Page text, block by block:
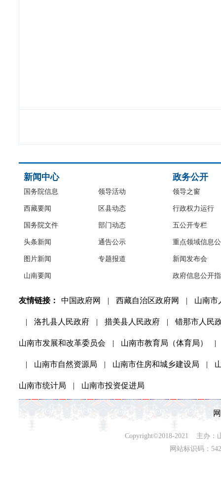
新闻中心
国务院信息
西藏要闻
国务院文件
头条新闻
图片新闻
山南要闻
领导活动
区县动态
部门动态
通告公示
专题报道
政务公开
领导之窗
行政权力运行
五公开专栏
重点领域信息
新闻发布会
政府信息公开
友情链接： 中国政府网 | 西藏自治区政府网 | 山南市
| 洛扎县人民政府 | 措美县人民政府 | 错那市人民
山南市发展和改革委员会 | 山南市教育局（体育局） |
| 山南市自然资源局 | 山南市住房和城乡建设局 |
山南市统计局 | 山南市投资促进局
Copyright©2018-2021 主办：
网站标识码：